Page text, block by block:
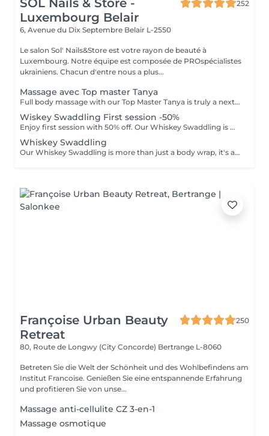
SOL Nails & Store -
Luxembourg Belair
252
6, Avenue du Dix Septembre Belair L-2550
Le salon Sol' Nails&Store est votre rayon de beauté à
Luxembourg. Notre équipe est composée de PROspécialistes
ukrainiens. Chacun d'entre nous a plus...
Massage avec Top master Tanya
Full body massage with our Top Master Tanya is truly a next-level experience. With more than 10 years of professional experience, she has an exceptional understanding of the body and its individual needs. Tanya adapts her technique exactly to what your body requires, often sensing it even before you do. This type of massage is designed to release tension, improve circulation, and promote deep relaxation. The treatment typically focuses on the back, shoulders, arms, legs, and other key tension areas, using smooth, flowing, and soothing massage techniques. Result: a feeling of lightness, relaxation, and renewed body comfort. Recommended frequency: from once a week to once a month, depending on your personal needs and stress level.
Wiskey Swaddling First session -50%
Enjoy first session with 50% off. Our Whiskey Swaddling is more than just a body wrap, it's a full-body ritual designed to detox, tone, and deeply nourish your skin. We tailor the wrap to your needs using active-rich formulas, then wrap you in bandages, film, and warmth to boost results. The gentle contrast in temperature combined with potent actives works wonders and the results speak for themselves: Benefits: -Body detox & inch loss -Firmer, smoother skin -Improved tone & circulation
Whiskey Swaddling
Our Whiskey Swaddling is more than just a body wrap, it's a full-body ritual designed to detox, tone, and deeply nourish your skin. We tailor the wrap to your needs using active-rich formulas, then wrap you in bandages, film, and warmth to boost results. The gentle contrast in temperature combined with potent actives works wonders and the results speak for themselves: Benefits: -Body detox & inch loss -Firmer, smoother skin -Improved tone & circulation
Françoise Urban Beauty
Retreat
250
80, Route de Longwy (City Concorde) Bertrange L-8060
Betreten Sie die Welt der Schönheit und des Wohlbefindens am
Institut Francoise. Genießen Sie eine entspannende Erfahrung
und profitieren Sie von unse...
Massage anti-cellulite CZ 3-en-1
Massage osmotique